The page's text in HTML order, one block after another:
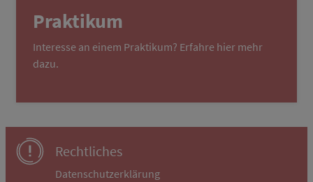
Praktikum
Interesse an einem Praktikum? Erfahre hier mehr
dazu.
Rechtliches
Datenschutzerklärung